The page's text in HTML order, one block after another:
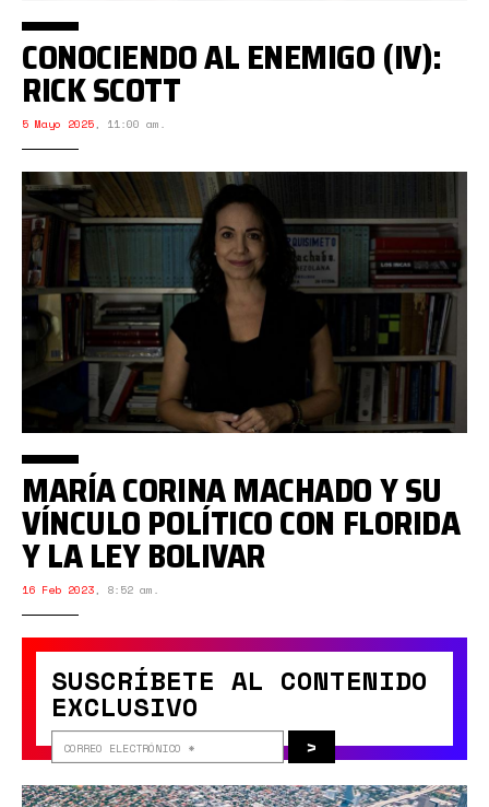
CONOCIENDO AL ENEMIGO (IV):
RICK SCOTT
5 Mayo 2025, 11:00 am.
SUSCRÍBETE AL CONTENIDO
EXCLUSIVO
>
MARÍA CORINA MACHADO Y SU
VÍNCULO POLÍTICO CON FLORIDA
Y LA LEY BOLIVAR
16 Feb 2023, 8:52 am.